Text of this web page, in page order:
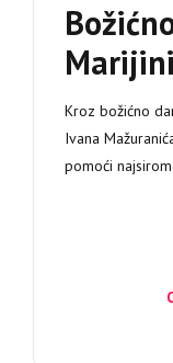
Kroz božićno
Ivana
pomoći